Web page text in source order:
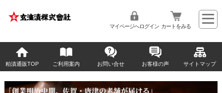
マイページへログイン カートをみる
粕漬通販TOP ご利用案内 お問い合せ お客様の声 サイトマップ